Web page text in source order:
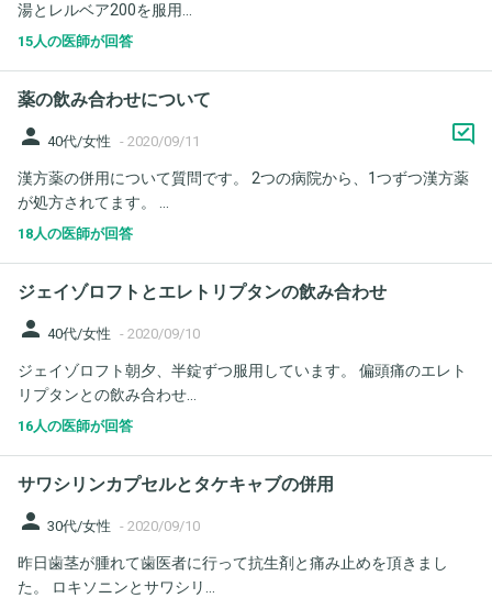
湯とレルベア200を服用...
15人の医師が回答
薬の飲み合わせについて
person 40代/女性 - 2020/09/11
漢方薬の併用について質問です。 2つの病院から、1つずつ漢方薬
が処方されてます。 ...
18人の医師が回答
ジェイゾロフトとエレトリプタンの飲み合わせ
person 40代/女性 - 2020/09/10
ジェイゾロフト朝夕、半錠ずつ服用しています。 偏頭痛のエレト
リプタンとの飲み合わせ...
16人の医師が回答
サワシリンカプセルとタケキャブの併用
person 30代/女性 - 2020/09/10
昨日歯茎が腫れて歯医者に行って抗生剤と痛み止めを頂きまし
た。 ロキソニンとサワシリ...